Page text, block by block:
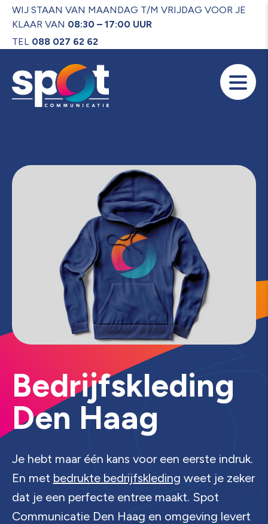
WIJ STAAN VAN MAANDAG T/M VRIJDAG VOOR JE
KLAAR VAN 08:30 – 17:00 UUR
TEL 088 027 62 62
Bedrijfskleding
Den Haag
Je hebt maar één kans voor een eerste indruk.
En met bedrukte bedrijfskleding weet je zeker
dat je een perfecte entree maakt. Spot
Communicatie Den Haag en omgeving levert